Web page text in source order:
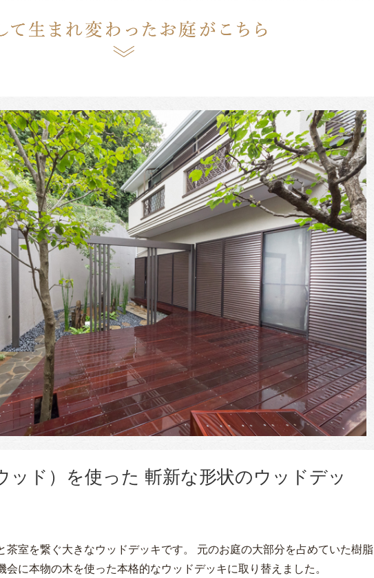
ッド）を使った 斬新な形状のウッドデッ
茶室を繋ぐ大きなウッドデッキです。 元のお庭の大部分を占めていた樹脂
に本物の木を使った本格的なウッドデッキに取り替えました。